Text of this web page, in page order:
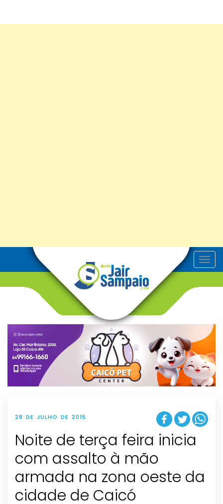
T
o
v
g
t
i
o
n
28 DE JULHO DE 2015
Noite de terça feira inicia
com assalto à mão
armada na zona oeste da
cidade de Caicó